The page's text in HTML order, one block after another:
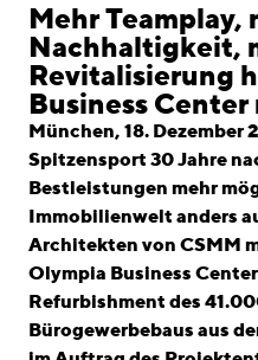
Standorte
linkedininstagram
English
Impressum
Mehr Teamplay,
Nachhaltigkeit,
Revitalisierung
Business
München, 18. Dezember
Spitzensport 30 Jahre
Bestleistungen mehr
Immobilienwelt anders
Architekten von CSMM
Olympia Business
Refurbishment des
Bürogewerbebaus aus